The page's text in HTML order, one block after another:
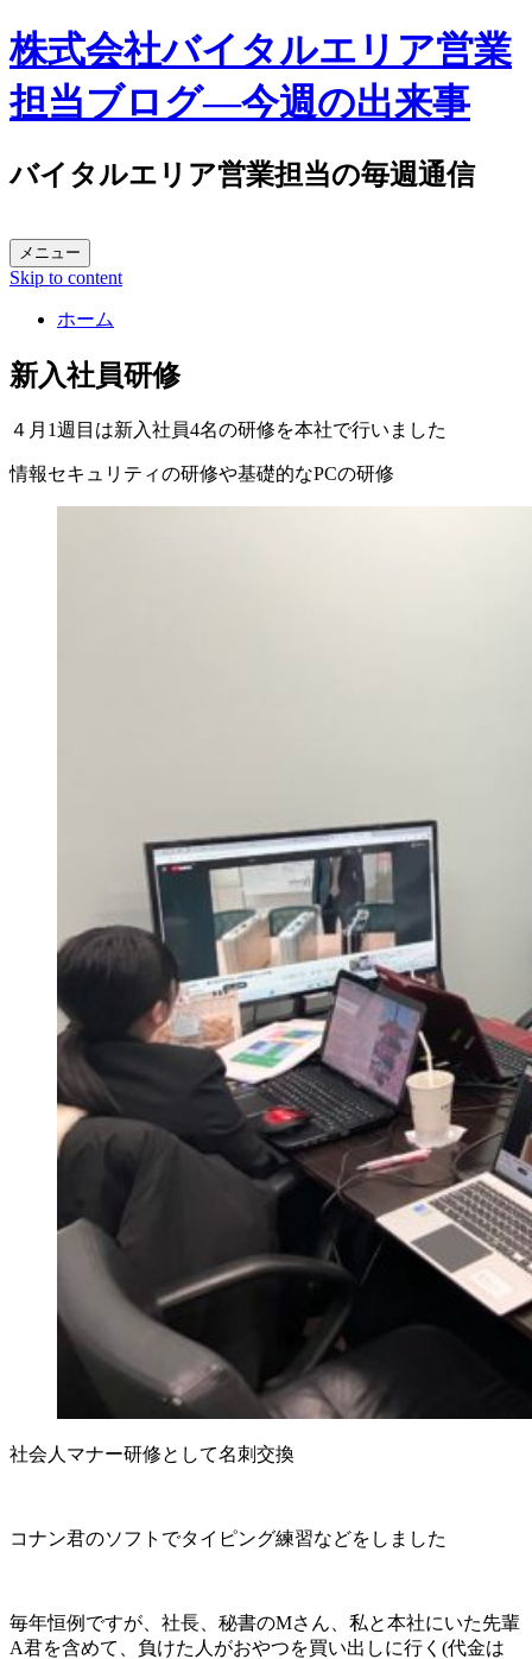
株式会社バイタルエリア営業
担当ブログ―今週の出来事
バイタルエリア営業担当の毎週通信
メニュー
Skip to content
ホーム
新入社員研修
４月1週目は新入社員4名の研修を本社で行いました
情報セキュリティの研修や基礎的なPCの研修
社会人マナー研修として名刺交換
コナン君のソフトでタイピング練習などをしました
毎年恒例ですが、社長、秘書のMさん、私と本社にいた先輩
A君を含めて、負けた人がおやつを買い出しに行く(代金は